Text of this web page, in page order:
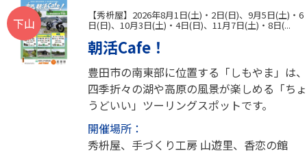
下山
【秀枡屋】2026年8月1日(土)・2日(日)、9月5日(土)・6
日(日)、10月3日(土)・4日(日)、11月7日(土)・8日(...
朝活Cafe！
豊田市の南東部に位置する「しもやま」は、
四季折々の湖や高原の風景が楽しめる「ちょ
うどいい」ツーリングスポットです。
開催場所：
秀枡屋、手づくり工房 山遊里、香恋の館